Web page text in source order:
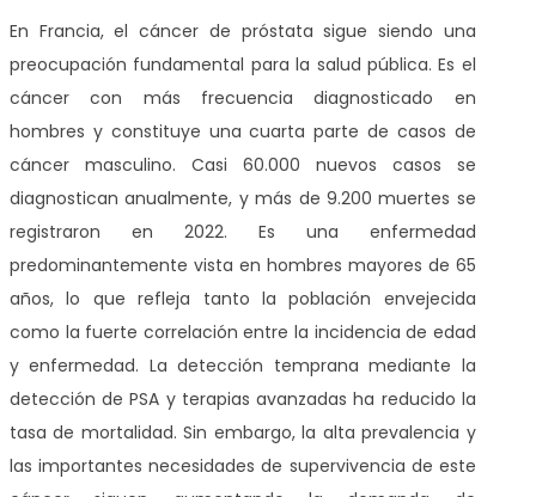
En Francia, el cáncer de próstata sigue siendo una
preocupación fundamental para la salud pública. Es el
cáncer con más frecuencia diagnosticado en
hombres y constituye una cuarta parte de casos de
cáncer masculino. Casi 60.000 nuevos casos se
diagnostican anualmente, y más de 9.200 muertes se
registraron en 2022. Es una enfermedad
predominantemente vista en hombres mayores de 65
años, lo que refleja tanto la población envejecida
como la fuerte correlación entre la incidencia de edad
y enfermedad. La detección temprana mediante la
detección de PSA y terapias avanzadas ha reducido la
tasa de mortalidad. Sin embargo, la alta prevalencia y
las importantes necesidades de supervivencia de este